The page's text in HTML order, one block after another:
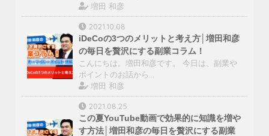
増田 和彦
2021.10.08
iDeCoの3つのメリットと考え方│増田和彦
の毎日を贅沢にする副業コラム！
こんにちは。増田和彦です。 今日は、副業や
ポイントのお話から…
増田 和彦
2021.08.25
この夏YouTube動画で効果的に知識を増や
す方法│増田和彦の毎日を贅沢にする副業